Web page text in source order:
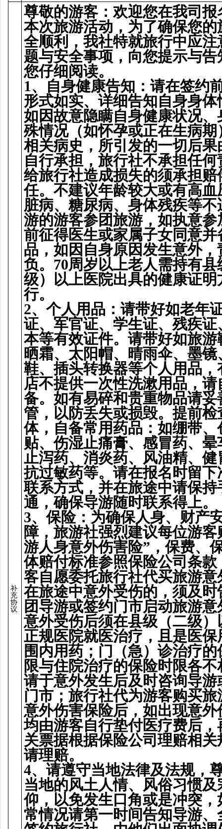
补
充
协
议
尊敬的游客： 欢迎您在我司报
本次旅游活动 ， 为了确保您的
全顺利，我社特就旅行中应注
题与安全事项 ，向您提示与告
您仔细阅读。
1、自身健康告知： 请在签约
形式如实、 详细告知自身身体
如因故意隐瞒自身健康状况、
殊情况（如怀孕或正在生病期
相关病史，所引 发的一切后果
自行承担，旅行社不承担任何
给旅行社造成损失的须承担赔
任。不建议年龄较大或有高血
脏病、糖尿病、身体残疾等不
游的游客参团旅游，如执意参
前征得医生或家属子女同意并
品，如因自身原因发生意外，
负。 70周岁以上老人需持有县
级）以上医院出具的健康证明
行。
2、个人用品： 请带好如老年
证、 军官证、学生证、残疾证
本等有效证件。 请带好如旅游
晒霜、太阳帽、晴雨伞、墨镜
鞋、插头转换器等个人用品，
店不提供一次性洗漱用品， 请
备。如有易碎和贵重物品请妥
管，以防丢失或损毁。提前检
体，自备常用药品：如绷带、
贴、伤湿止痛膏、感冒药、 晕
止泻药、消炎药、 风油精、健
抗过敏药等。 请在报名 时留下
联系方式，并在旅途中请保持
通，确保导游随时联系得上。
3、保险： 为确保人身、 财产
障，旅游社强烈建议每位游客
游人身意外伤害险” ，保费、
体赔付标准参照保险公司条款
客自愿委托旅行社代买旅游意
在旅途中意外受伤的， 须及 时
团导游或签约门市启动旅游意
意外受伤后须在县级 （二级）
正规医院就医治疗 ，且是医保
围 内用药 ； 门 （急） 诊治疗的
限与住院治疗的保险时限各不
请于意外发生后及 时咨询导游
门市；旅行社代为游客购买旅
意外伤害保险后，如出现意外
均由游客自行垫付医疗费后，
关票据根据保险公司理赔相关
请理赔。
4、 请遵守当地法律及法规，
当地的风土人情、 风俗习惯及
仰，以免发生口角或是冲突，
常情况请第一时间告知导游、